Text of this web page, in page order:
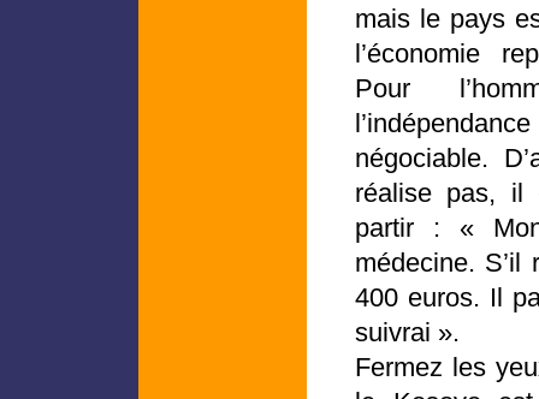
mais le pays
l’économie
Pour
négociable.
réalise pas, il
partir : «
médecine.
400 euros. Il
suivrai ».
Fermez les